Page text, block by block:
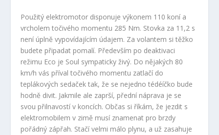
Použitý elektromotor disponuje výkonem 110 koní a
vrcholem točivého momentu 285 Nm. Stovka za 11,2 s
není úplně vypovídajícím údajem. Za volantem si těžko
budete připadat pomalí. Především po deaktivaci
režimu Eco je Soul sympaticky živý. Do nějakých 80
km/h vás příval točivého momentu zatlačí do
teplákových sedaček tak, že se nejedno tédéíčko bude
hodně divit. Jakmile ale zaprší, přední náprava je se
svou přilnavostí v koncích. Občas si říkám, že jezdit s
elektromobilem v zimě musí znamenat pro brzdy
pořádný zápřah. Stačí velmi málo plynu, a už zasahuje